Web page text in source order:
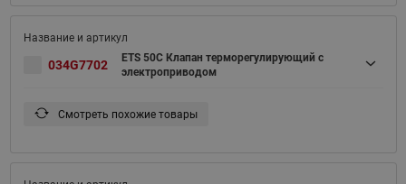
034G7702
ETS 50C Клапан терморегулирующий с
электроприводом
Смотреть похожие товары